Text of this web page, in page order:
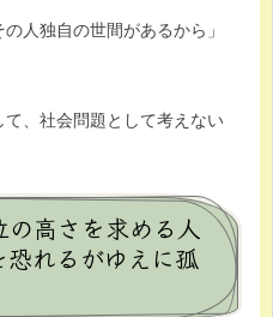
人独自の世間があるから」
、社会問題として考えない
高さを求める人
れるがゆえに孤